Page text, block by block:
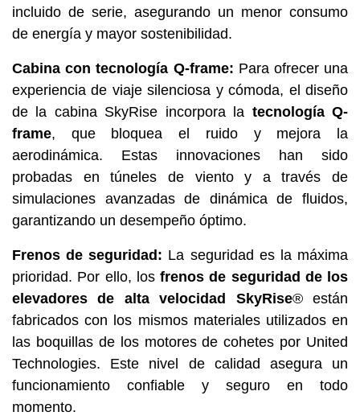
incluido de serie, asegurando un menor consumo
de energía y mayor sostenibilidad.
Cabina con tecnología Q-frame: Para ofrecer una
experiencia de viaje silenciosa y cómoda, el diseño
de la cabina SkyRise incorpora la tecnología Q-
frame, que bloquea el ruido y mejora la
aerodinámica. Estas innovaciones han sido
probadas en túneles de viento y a través de
simulaciones avanzadas de dinámica de fluidos,
garantizando un desempeño óptimo.
Frenos de seguridad: La seguridad es la máxima
prioridad. Por ello, losfrenos de seguridad de los
elevadores de alta velocidad SkyRise® están
fabricados con los mismos materiales utilizados en
las boquillas de los motores de cohetes por United
Technologies. Este nivel de calidad asegura un
funcionamiento confiable y seguro en todo
momento.